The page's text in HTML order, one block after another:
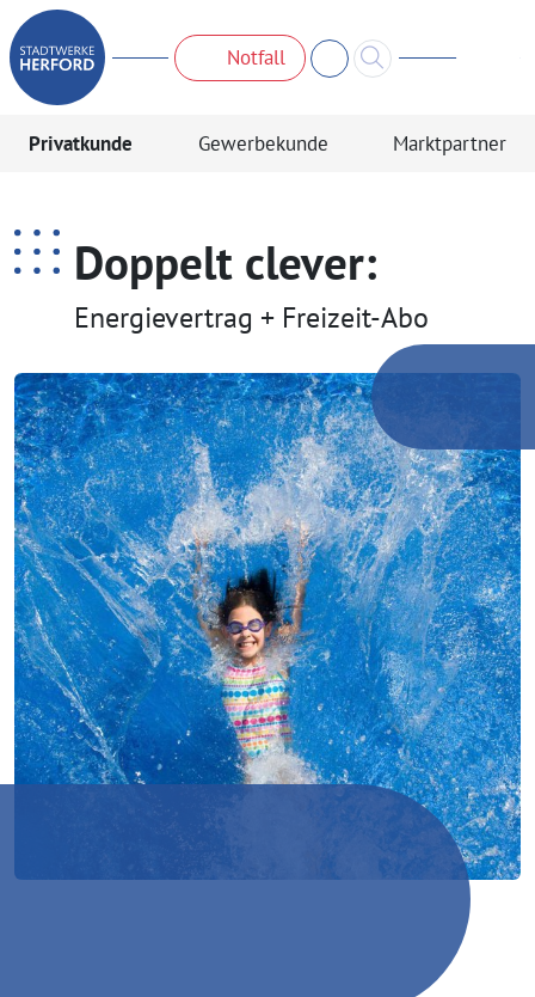
Notfall
Privatkunde Gewerbekunde Marktpartner
Doppelt clever:
Energievertrag + Freizeit-Abo